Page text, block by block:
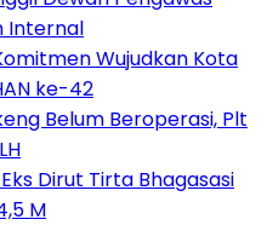
Internal
Wujudkan Kota
ke-42
Belum Beroperasi, Plt
Dirut Tirta Bhagasasi
M